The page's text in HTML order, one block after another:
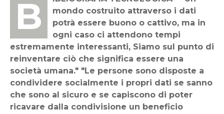
BIBLIOGRAFIA TECNOLOGICA - "Un
mondo costruito attraverso i dati
potrà essere buono o cattivo, ma in
ogni caso ci attendono tempi
estremamente interessanti, Siamo sul punto di
reinventare ciò che significa essere una
società umana." "Le persone sono disposte a
condividere socialmente i propri dati se sanno
che sono al sicuro e se capiscono di poter
ricavare dalla condivisione un beneficio